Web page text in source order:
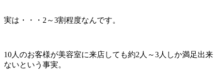
実は・・・2～3割程度なんです。
10人のお客様が美容室に来店しても約2人～3人しか満足出来
ないという事実。